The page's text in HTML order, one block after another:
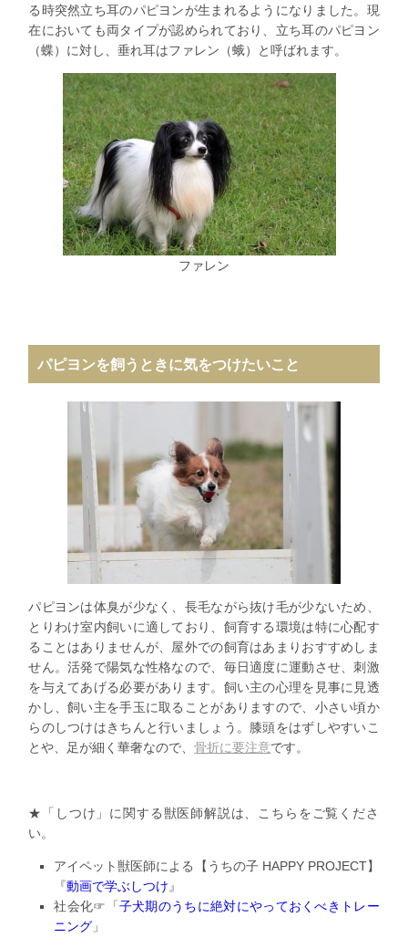
る時突然立ち耳のパピヨンが生まれるようになりました。現
在においても両タイプが認められており、立ち耳のパピヨン
（蝶）に対し、垂れ耳はファレン（蛾）と呼ばれます。
ファレン
パピヨンを飼うときに気をつけたいこと
パピヨンは体臭が少なく、長毛ながら抜け毛が少ないため、
とりわけ室内飼いに適しており、飼育する環境は特に心配す
ることはありませんが、屋外での飼育はあまりおすすめしま
せん。活発で陽気な性格なので、毎日適度に運動させ、刺激
を与えてあげる必要があります。飼い主の心理を見事に見透
かし、飼い主を手玉に取ることがありますので、小さい頃か
らのしつけはきちんと行いましょう。膝頭をはずしやすいこ
とや、足が細く華奢なので、骨折に要注意です。
★「しつけ」に関する獣医師解説は、 こちらをご覧くださ
い。
アイペット獣医師による【うちの子 HAPPY PROJECT】
『動画で学ぶしつけ』
社会化☞「 子犬期のうちに絶対にやっておくべきトレー
ニング 」